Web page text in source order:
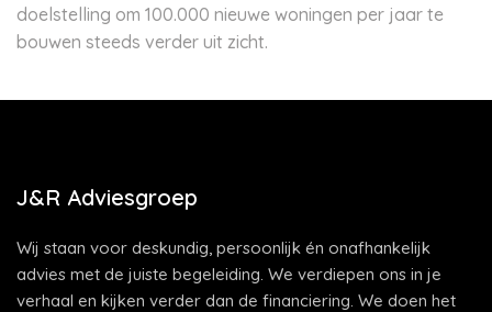
doelstelling om 100.000 nieuwe woningen per jaar te
bouwen steeds verder uit zicht.
J&R Adviesgroep
Wij staan voor deskundig, persoonlijk én onafhankelijk
advies met de juiste begeleiding. We verdiepen ons in je
verhaal en kijken verder dan de financiering. We doen het